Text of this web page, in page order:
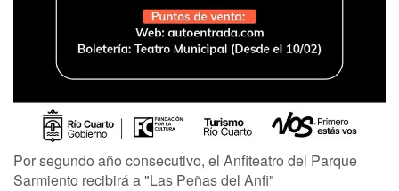
Por segundo año consecutivo, el Anfiteatro del Parque
Sarmiento recibirá a "Las Peñas del Anfi"